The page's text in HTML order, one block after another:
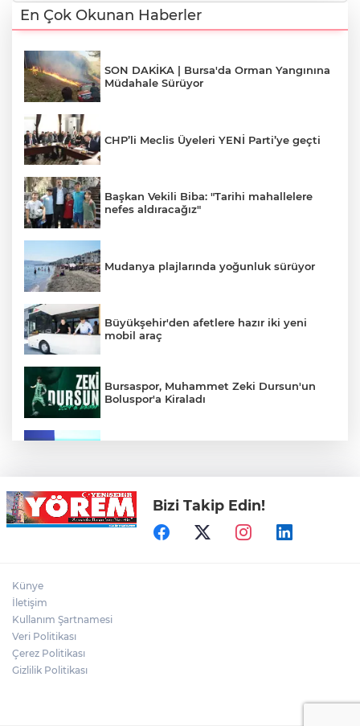
En Çok Okunan Haberler
SON DAKİKA | Bursa'da Orman Yangınına
Müdahale Sürüyor
CHP’li Meclis Üyeleri YENİ Parti’ye geçti
Başkan Vekili Biba: "Tarihi mahallelere
nefes aldıracağız"
Mudanya plajlarında yoğunluk sürüyor
Büyükşehir'den afetlere hazır iki yeni
mobil araç
Bursaspor, Muhammet Zeki Dursun'un
Boluspor'a Kiraladı
Bursa'nın Temmuz ayı ihracatı 3 milyar
914 milyon dolara ulaştı
Bizi Takip Edin!
Künye
İletişim
Kullanım Şartnamesi
Veri Politikası
Çerez Politikası
Gizlilik Politikası